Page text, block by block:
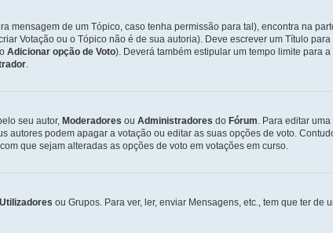
mensagem de um Tópico, caso tenha permissão para tal), encontra na
Votação ou o Tópico não é de sua autoria). Deve escrever um Título
Adicionar opção de Voto). Deverá também estipular um tempo limite para
.
seu autor, Moderadores ou Administradores do Fórum. Para editar
autores podem apagar a votação ou editar as suas opções de voto.
que sejam alteradas as opções de voto em votações em curso.
Utilizadores ou Grupos. Para ver, ler, enviar Mensagens, etc., tem que ter